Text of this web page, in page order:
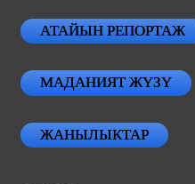
АТАЙЫН РЕПОРТАЖ
МАДАНИЯТ ЖҮЗҮ
ЖАНЫЛЫКТАР